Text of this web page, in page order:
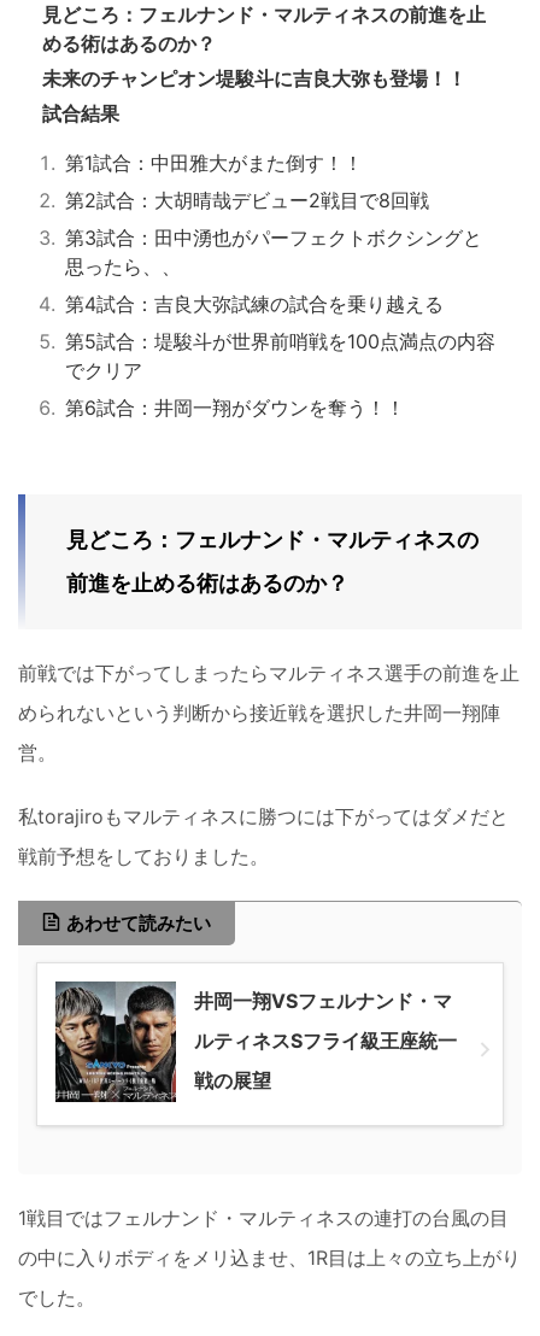
見どころ：フェルナンド・マルティネスの前進を止
める術はあるのか？
未来のチャンピオン堤駿斗に吉良大弥も登場！！
試合結果
第1試合：中田雅大がまた倒す！！
第2試合：大胡晴哉デビュー2戦目で8回戦
第3試合：田中湧也がパーフェクトボクシングと
思ったら、、
第4試合：吉良大弥試練の試合を乗り越える
第5試合：堤駿斗が世界前哨戦を100点満点の内容
でクリア
第6試合：井岡一翔がダウンを奪う！！
見どころ：フェルナンド・マルティネスの
前進を止める術はあるのか？
前戦では下がってしまったらマルティネス選手の前進を止
められないという判断から接近戦を選択した井岡一翔陣
営。
私torajiroもマルティネスに勝つには下がってはダメだと
戦前予想をしておりました。
あわせて読みたい
井岡一翔VSフェルナンド・マ
ルティネスSフライ級王座統一
戦の展望
1戦目ではフェルナンド・マルティネスの連打の台風の目
の中に入りボディをメリ込ませ、1R目は上々の立ち上がり
でした。